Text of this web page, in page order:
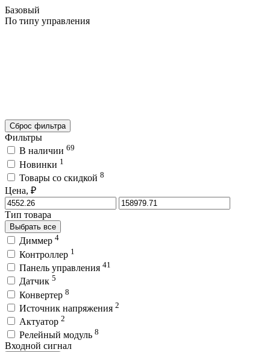
Базовый
По типу управления
Сброс фильтра
Фильтры
В наличии 69
Новинки 1
Товары со скидкой 8
Цена, ₽
Тип товара
Выбрать все
Диммер 4
Контроллер 1
Панель управления 41
Датчик 5
Конвертер 8
Источник напряжения 2
Актуатор 2
Релейный модуль 8
Входной сигнал